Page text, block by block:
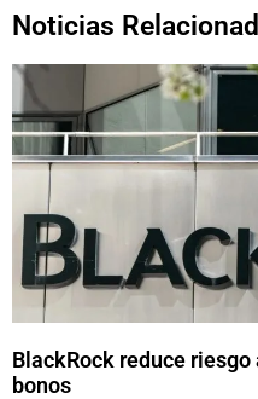
Noticias
BlackRock reduce
bonos